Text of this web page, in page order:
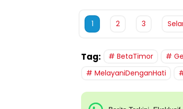
1 2 3
Tag: BetaTimor
MelayaniDenganHati